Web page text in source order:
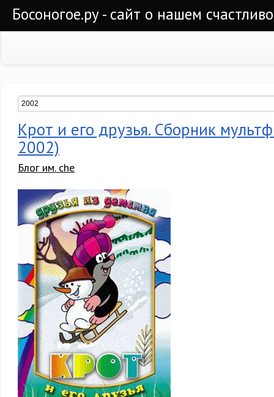
Босоногое.ру - сайт о нашем
Крот и его друзья. Сборник
2002)
Блог им. che